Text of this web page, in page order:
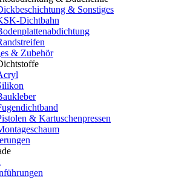
& Sonstiges
Dichtbahn
& Zubehör
& Kartuschenpressen